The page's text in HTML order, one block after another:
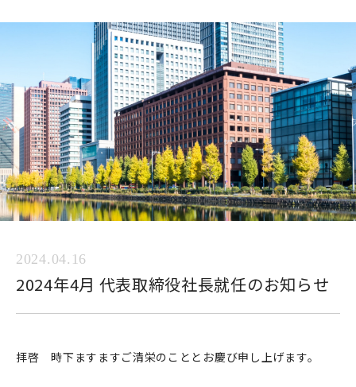
2024.04.16
2024年4月 代表取締役社長就任のお知らせ
拝啓 時下ますますご清栄のこととお慶び申し上げます。